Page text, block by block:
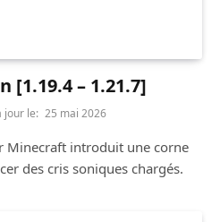
[1.19.4 – 1.21.7]
jour le: 25 mai 2026
Minecraft introduit une corne
des cris soniques chargés.